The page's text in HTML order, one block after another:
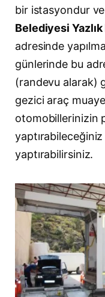
bir istasyondur
Belediyesi
adresinde
günlerinde bu
(randevu alarak)
gezici araç
otomobillerinizin
yaptırabilirsiniz.